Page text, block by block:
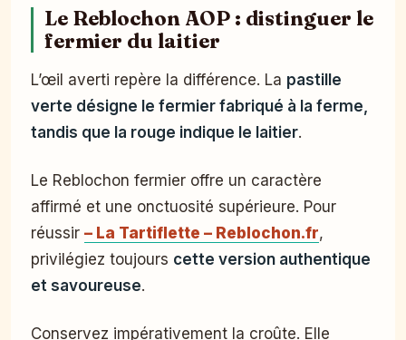
Le Reblochon AOP : distinguer le
fermier du laitier
L’œil averti repère la différence. La pastille
verte désigne le fermier fabriqué à la ferme,
tandis que la rouge indique le laitier.
Le Reblochon fermier offre un caractère
affirmé et une onctuosité supérieure. Pour
réussir – La Tartiflette – Reblochon.fr,
privilégiez toujours cette version authentique
et savoureuse.
Conservez impérativement la croûte. Elle